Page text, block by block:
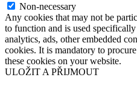
Non-necessary
Any cookies that may not be
to function and is used
analytics, ads, other embedded
cookies. It is mandatory to
these cookies on your website.
ULOŽIT A PŘIJMOUT